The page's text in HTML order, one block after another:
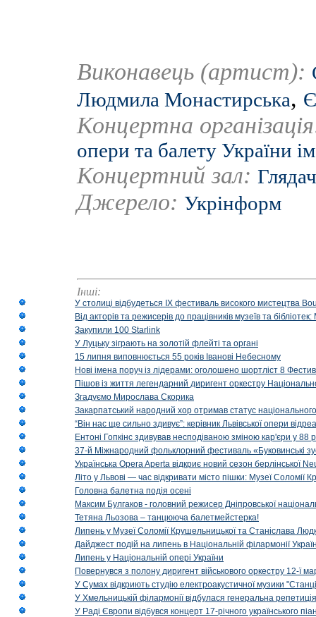
Виконавець (артист):
Людмила Монастирська,
Концертна
опери та балету України
Концертний зал:
Джерело: Укрінформ
Інші:
У столиці відбудеться IX фестиваль високого мистецтва
Від акторів та режисерів до працівників музеїв та
Закупили 100 Starlink
У Луцьку зіграють на золотій флейті та органі
15 липня виповнюється 55 років Іванові Небесному
Нові імена поруч із лідерами: оголошено шортліст 8
Пішов із життя легендарний диригент оркестру
Згадуємо Мирослава Скорика
Закарпатський народний хор отримав статус національного
“Він нас ще сильно здивує”: керівник Львівської опери
Ентоні Гопкінс здивував несподіваною зміною кар'єри у 88
37-й Міжнародний фольклорний фестиваль «Буковинські
Українська Opera Aperta відкриє новий сезон берлінської
Літо у Львові — час відкривати місто пішки: Музеї Соломії
Головна балетна подія осені
Максим Булгаков - головний режисер Дніпровської
Тетяна Льозова – танцююча балетмейстерка!
Липень у Музеї Соломії Крушельницької та Станіслава
Дайджест подій на липень в Національній філармонії
Липень у Національній опері України
Повернувся з полону диригент військового оркестру 12-ї
У Сумах відкриють студію електроакустичної музики
У Хмельницькій філармонії відбулася генеральна
У Раді Європи відбувся концерт 17-річного українського